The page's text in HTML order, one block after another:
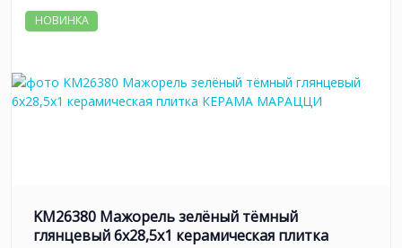
НОВИНКА
KM26380 Мажорель зелёный тёмный
глянцевый 6x28,5x1 керамическая плитка